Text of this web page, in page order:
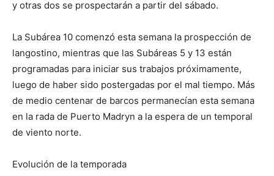
y otras dos se prospectarán a partir del sábado.
La Subárea 10 comenzó esta semana la prospección de
langostino, mientras que las Subáreas 5 y 13 están
programadas para iniciar sus trabajos próximamente,
luego de haber sido postergadas por el mal tiempo. Más
de medio centenar de barcos permanecían esta semana
en la rada de Puerto Madryn a la espera de un temporal
de viento norte.
Evolución de la temporada